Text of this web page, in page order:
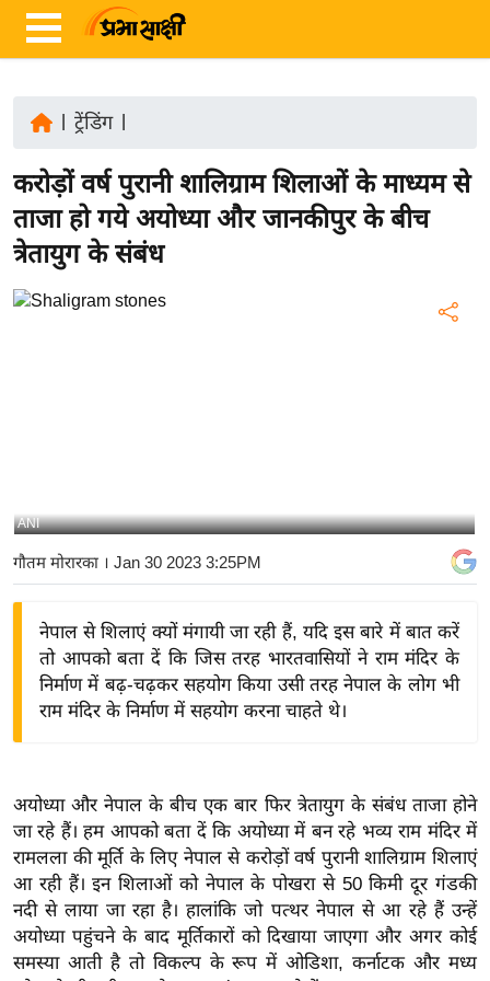
ज़ा
ख
ब
र
रा
य
ज़
द्यो
त
वि
शे
ष
ज्ञ
रा
ट्रेंडिंग|
करोड़ों वर्ष पुरानी शालिग्राम शिलाओं के माध्यम से
ताजा हो गये अयोध्या और जानकीपुर के बीच
त्रेतायुग के संबंध
ANI
गौतम मोरारका । Jan 30 2023 3:25PM
नेपाल से शिलाएं क्यों मंगायी जा रही हैं, यदि इस बारे में बात करें
तो आपको बता दें कि जिस तरह भारतवासियों ने राम मंदिर के
निर्माण में बढ़-चढ़कर सहयोग किया उसी तरह नेपाल के लोग भी
राम मंदिर के निर्माण में सहयोग करना चाहते थे।
अयोध्या और नेपाल के बीच एक बार फिर त्रेतायुग के संबंध ताजा होने
जा रहे हैं। हम आपको बता दें कि अयोध्या में बन रहे भव्य राम मंदिर में
रामलला की मूर्ति के लिए नेपाल से करोड़ों वर्ष पुरानी शालिग्राम शिलाएं
आ रही हैं। इन शिलाओं को नेपाल के पोखरा से 50 किमी दूर गंडकी
नदी से लाया जा रहा है। हालांकि जो पत्थर नेपाल से आ रहे हैं उन्हें
अयोध्या पहुंचने के बाद मूर्तिकारों को दिखाया जाएगा और अगर कोई
समस्या आती है तो विकल्प के रूप में ओडिशा, कर्नाटक और मध्य